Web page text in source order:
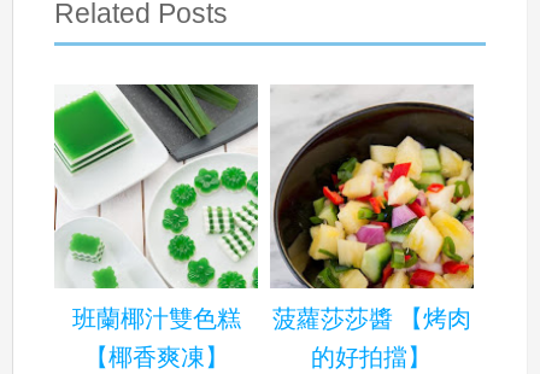
Related Posts
班蘭椰汁雙色糕
【椰香爽凍】
菠蘿莎莎醬 【烤肉
的好拍擋】